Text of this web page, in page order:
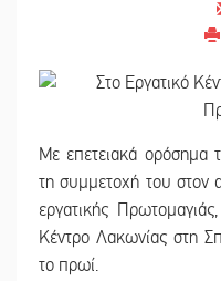
Με επετειακά ορόσημα
τη συμμετοχή του στον
εργατικής
Κέντρο Λακωνίας στη
το πρωί.